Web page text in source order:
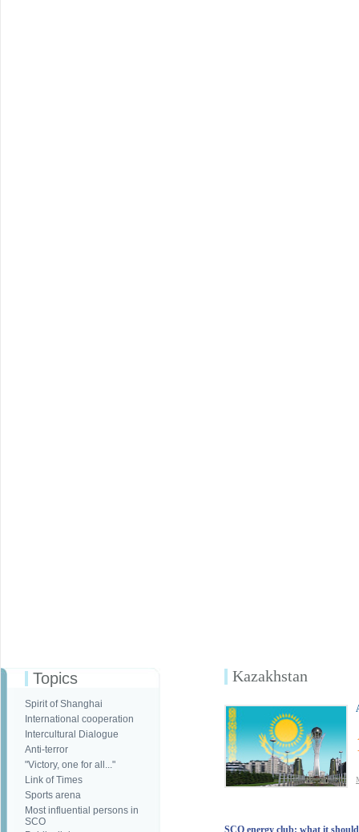
Topics
Spirit of Shanghai
International cooperation
Intercultural Dialogue
Anti-terror
"Victory, one for all..."
Link of Times
Sports arena
Most influential persons in
SCO
Kazakhstan
SCO energy club: what it